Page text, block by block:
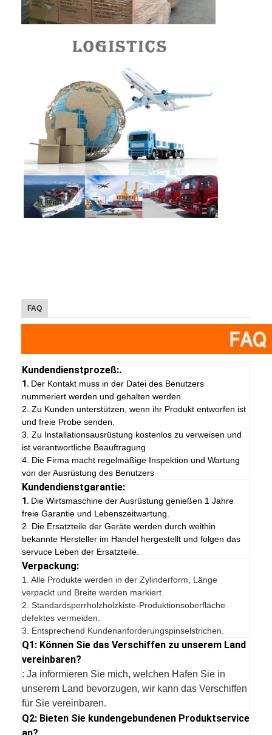
FAQ
Kundendienstprozeß:.
1. Der Kontakt muss in der Datei des Benutzers
nummeriert werden und gehalten werden.
2. Zu Kunden unterstützen, wenn ihr Produkt entworfen ist
und freie Probe senden.
3. Zu Installationsausrüstung kostenlos zu verweisen und
ist verantwortliche Beauftragung
4. Die Firma macht regelmäßige Inspektion und Wartung
von der Ausrüstung des Benutzers
Kundendienstgarantie:
1. Die Wirtsmaschine der Ausrüstung genießen 1 Jahre
freie Garantie und Lebenszeitwartung.
2. Die Ersatzteile der Geräte werden durch weithin
bekannte Hersteller im Handel hergestellt und folgen das
servuce Leben der Ersatzteile.
Verpackung:
1.Alle Produkte werden in der Zylinderform, Länge
verpackt und Breite werden markiert.
2. Standardsperrholzholzkiste-Produktionsoberfläche
defektes vermeiden.
3. Entsprechend Kundenanforderungspinselstrichen.
Q1: Können Sie das Verschiffen zu unserem Land
vereinbaren?
: Ja informieren Sie mich, welchen Hafen Sie in
unserem Land bevorzugen, wir kann das Verschiffen
für Sie vereinbaren.
Q2: Bieten Sie kundengebundenen Produktservice